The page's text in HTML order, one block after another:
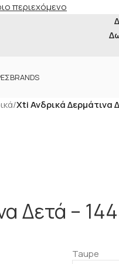
περιεχόμενο
BRANDS
/Xti Ανδρικά Δερμάτινα
Δετά –
Taupe